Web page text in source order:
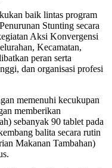
baik lintas program
Stunting secara
Aksi Konvergensi
Kecamatan,
peran serta
dan organisasi profesi
memenuhi kecukupan
memberikan
sebanyak 90 tablet pada
balita secara rutin
Makanan Tambahan)